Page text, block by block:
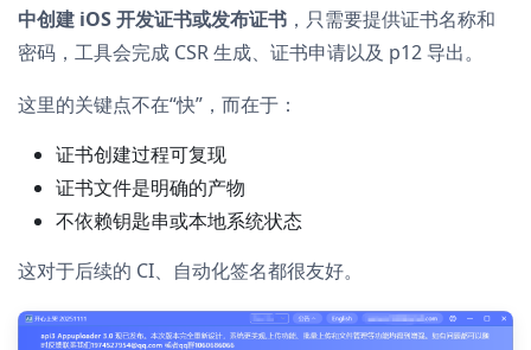
中创建 iOS 开发证书或发布证书 ，只需要提供证书名称和
密码，工具会完成 CSR 生成、证书申请以及 p12 导出。
这里的关键点不在“快”，而在于：
证书创建过程可复现
证书文件是明确的产物
不依赖钥匙串或本地系统状态
这对于后续的 CI、自动化签名都很友好。